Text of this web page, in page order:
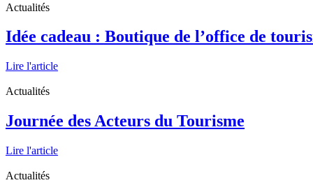
Actualités
Idée cadeau : Boutique de l’office de
Lire l'article
Actualités
Journée des Acteurs du Tourisme
Lire l'article
Actualités